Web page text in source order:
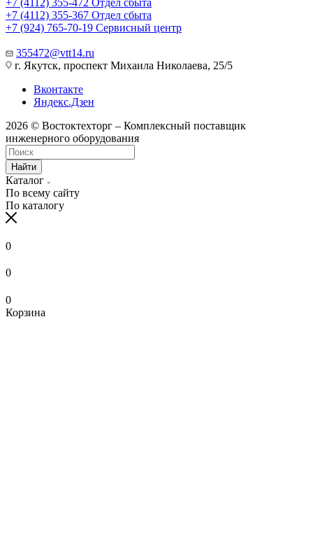
+7 (4112) 355-367 Отдел сбыта
+7 (924) 765-70-19 Сервисный центр
355472@vtt14.ru
г. Якутск, проспект Михаила Николаева, 25/5
Вконтакте
Яндекс.Дзен
2026 © Востоктехторг – Комплексный поставщик
инженерного оборудования
Найти
Каталог
По всему сайту
По каталогу
0
0
0
Корзина